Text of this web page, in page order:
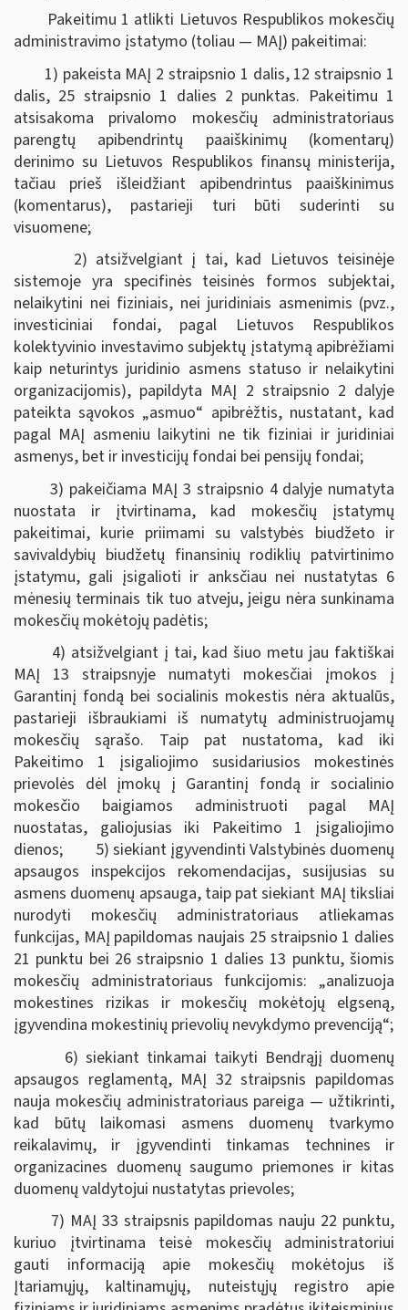
Pakeitimu 1 atlikti Lietuvos Respublikos mokesčių
administravimo įstatymo (toliau — MAĮ) pakeitimai:
1) pakeista MAĮ 2 straipsnio 1 dalis, 12 straipsnio 1
dalis, 25 straipsnio 1 dalies 2 punktas. Pakeitimu 1
atsisakoma privalomo mokesčių administratoriaus
parengtų apibendrintų paaiškinimų (komentarų)
derinimo su Lietuvos Respublikos finansų ministerija,
tačiau prieš išleidžiant apibendrintus paaiškinimus
(komentarus), pastarieji turi būti suderinti su
visuomene;
2) atsižvelgiant į tai, kad Lietuvos teisinėje
sistemoje yra specifinės teisinės formos subjektai,
nelaikytini nei fiziniais, nei juridiniais asmenimis (pvz.,
investiciniai fondai, pagal Lietuvos Respublikos
kolektyvinio investavimo subjektų įstatymą apibrėžiami
kaip neturintys juridinio asmens statuso ir nelaikytini
organizacijomis), papildyta MAĮ 2 straipsnio 2 dalyje
pateikta sąvokos „asmuo“ apibrėžtis, nustatant, kad
pagal MAĮ asmeniu laikytini ne tik fiziniai ir juridiniai
asmenys, bet ir investicijų fondai bei pensijų fondai;
3) pakeičiama MAĮ 3 straipsnio 4 dalyje numatyta
nuostata ir įtvirtinama, kad mokesčių įstatymų
pakeitimai, kurie priimami su valstybės biudžeto ir
savivaldybių biudžetų finansinių rodiklių patvirtinimo
įstatymu, gali įsigalioti ir anksčiau nei nustatytas 6
mėnesių terminais tik tuo atveju, jeigu nėra sunkinama
mokesčių mokėtojų padėtis;
4) atsižvelgiant į tai, kad šiuo metu jau faktiškai
MAĮ 13 straipsnyje numatyti mokesčiai įmokos į
Garantinį fondą bei socialinis mokestis nėra aktualūs,
pastarieji išbraukiami iš numatytų administruojamų
mokesčių sąrašo. Taip pat nustatoma, kad iki
Pakeitimo 1 įsigaliojimo susidariusios mokestinės
prievolės dėl įmokų į Garantinį fondą ir socialinio
mokesčio baigiamos administruoti pagal MAĮ
nuostatas, galiojusias iki Pakeitimo 1 įsigaliojimo
dienos; 5) siekiant įgyvendinti Valstybinės duomenų
apsaugos inspekcijos rekomendacijas, susijusias su
asmens duomenų apsauga, taip pat siekiant MAĮ tiksliai
nurodyti mokesčių administratoriaus atliekamas
funkcijas, MAĮ papildomas naujais 25 straipsnio 1 dalies
21 punktu bei 26 straipsnio 1 dalies 13 punktu, šiomis
mokesčių administratoriaus funkcijomis: „analizuoja
mokestines rizikas ir mokesčių mokėtojų elgseną,
įgyvendina mokestinių prievolių nevykdymo prevenciją“;
6) siekiant tinkamai taikyti Bendrąjį duomenų
apsaugos reglamentą, MAĮ 32 straipsnis papildomas
nauja mokesčių administratoriaus pareiga — užtikrinti,
kad būtų laikomasi asmens duomenų tvarkymo
reikalavimų, ir įgyvendinti tinkamas technines ir
organizacines duomenų saugumo priemones ir kitas
duomenų valdytojui nustatytas prievoles;
7) MAĮ 33 straipsnis papildomas nauju 22 punktu,
kuriuo įtvirtinama teisė mokesčių administratoriui
gauti informaciją apie mokesčių mokėtojus iš
Įtariamųjų, kaltinamųjų, nuteistųjų registro apie